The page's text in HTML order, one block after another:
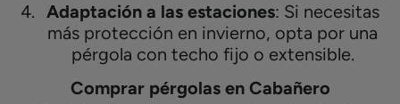
Adaptación a las estaciones: Si necesitas
más protección en invierno, opta por una
pérgola con techo fijo o extensible.
Comprar pérgolas en Cabañero